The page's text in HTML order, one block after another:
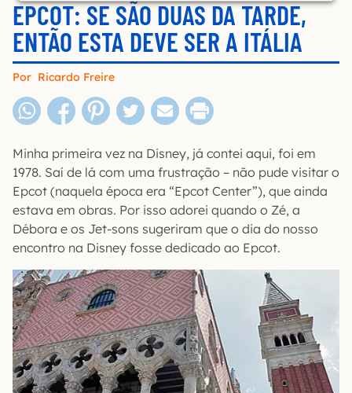
EPCOT: SE SÃO DUAS DA TARDE,
ENTÃO ESTA DEVE SER A ITÁLIA
Por Ricardo Freire
Minha primeira vez na Disney, já contei aqui, foi em
1978. Saí de lá com uma frustração – não pude visitar o
Epcot (naquela época era “Epcot Center”), que ainda
estava em obras. Por isso adorei quando o Zé, a
Débora e os Jet-sons sugeriram que o dia do nosso
encontro na Disney fosse dedicado ao Epcot.